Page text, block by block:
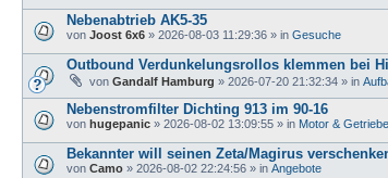
Nebenabtrieb AK5-35
von Joost 6x6 » 2026-08-03 11:29:36 » in Gesuche
Outbound Verdunkelungsrollos klemmen bei
von Gandalf Hamburg » 2026-07-20 21:32:34 » in
Nebenstromfilter Dichting 913 im 90-16
von hugepanic » 2026-08-02 13:09:55 » in Motor & Getriebe
Bekannter will seinen Zeta/Magirus
von Camo » 2026-08-02 22:24:56 » in Angebote